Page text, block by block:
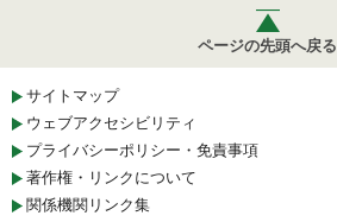
ページの先頭へ戻る
サイトマップ
ウェブアクセシビリティ
プライバシーポリシー・免責事項
著作権・リンクについて
関係機関リンク集